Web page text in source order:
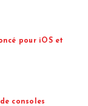
pour iOS et
consoles